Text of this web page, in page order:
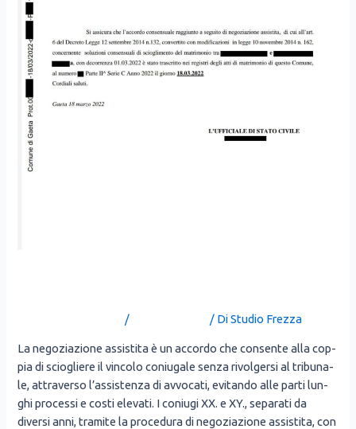
/ / DiStudio Frezza
La nego­zia­zio­ne assi­sti­ta è un accor­do che con­sen­te alla cop­
pia di scio­glie­re il vin­co­lo coniu­ga­le sen­za rivol­ger­si al tri­bu­na­
le, attra­ver­so l’assistenza di avvo­ca­ti, evi­tan­do alle par­ti lun­
ghi pro­ces­si e costi ele­va­ti. I coniu­gi XX. e XY., sepa­ra­ti da
diver­si anni, tra­mi­te la pro­ce­du­ra di nego­zia­zio­ne assi­sti­ta, con